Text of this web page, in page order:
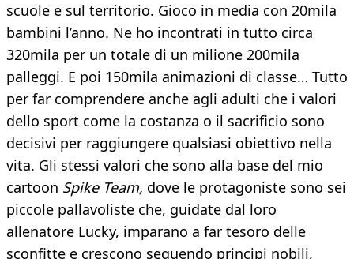
scuole e sul territorio. Gioco in media con 20mila
bambini l’anno. Ne ho incontrati in tutto circa
320mila per un totale di un milione 200mila
palleggi. E poi 150mila animazioni di classe… Tutto
per far comprendere anche agli adulti che i valori
dello sport come la costanza o il sacrificio sono
decisivi per raggiungere qualsiasi obiettivo nella
vita. Gli stessi valori che sono alla base del mio
cartoon Spike Team, dove le protagoniste sono sei
piccole pallavoliste che, guidate dal loro
allenatore Lucky, imparano a far tesoro delle
sconfitte e crescono seguendo principi nobili,